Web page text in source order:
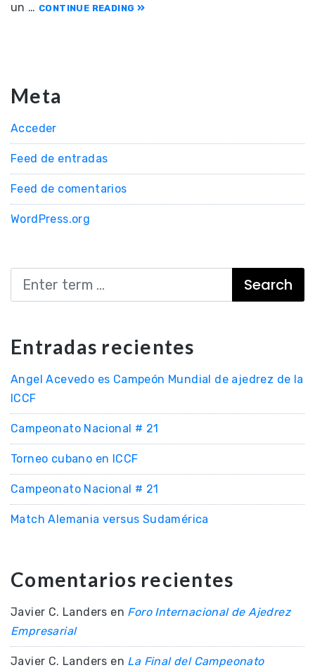
un … CONTINUE READING
Meta
Acceder
Feed de entradas
Feed de comentarios
WordPress.org
Search
Entradas recientes
Angel Acevedo es Campeón Mundial de ajedrez de la
ICCF
Campeonato Nacional # 21
Torneo cubano en ICCF
Campeonato Nacional # 21
Match Alemania versus Sudamérica
Comentarios recientes
Javier C. Landers en Foro Internacional de Ajedrez
Empresarial
Javier C. Landers en La Final del Campeonato